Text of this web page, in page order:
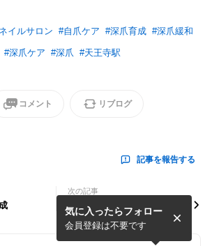
イルサロン #自爪ケア #深爪育成 #深爪緩和
#深爪ケア #深爪 #天王寺駅
コメント リブログ
記事を報告する
次の記事
気に入ったらフォロー
会員登録は不要です